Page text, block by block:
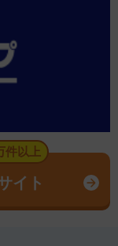
件以上
イト